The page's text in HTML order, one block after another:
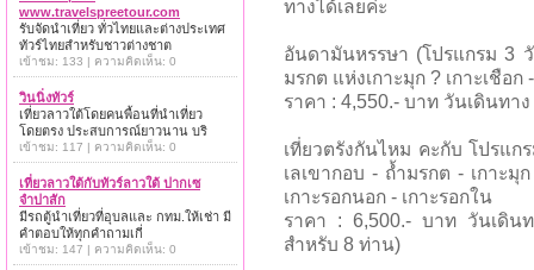
ทางได้เลยค่ะ
อันดามันหรรษา (โปรแกรม 3
มรกต แห่งเกาะมุก ? เกาะเชือก
ราคา : 4,550.- บาท วันเดินทา
เที่ยวตรังกันไหม คะกับ โปรแ
เลเขากอบ - ถ้ำมรกต - เกาะมุ
เกาะรอกนอก - เกาะรอกใน
ราคา : 6,500.- บาท วันเดินท
สำหรับ 8 ท่าน)
www.travelspreetour.com
รับจัดนำเที่ยว ทั่วไทยและต่างประเทศ
ทัวร์ไทยสำหรับชาวต่างชาต
เข้าชม: 133 | ความคิดเห็น: 0
วินนิ่งทัวร์
เที่ยวลาวใต้โดยคนพื้อนที่นำเที่ยว
โดยตรง ประสบการณ์ยาวนาน บริ
เข้าชม: 117 | ความคิดเห็น: 0
เที่ยวลาวใต้กับทัวร์ลาวใต้ ปากเซ
จำปาสัก
มีรถตู้นำเที่ยวที่อุบลและ กทม.ให้เช่า มี
คำตอบให้ทุกคำถามเกี่
เข้าชม: 147 | ความคิดเห็น: 0